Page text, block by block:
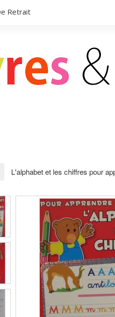
Retrait
L'alphabet et les chiffres pour